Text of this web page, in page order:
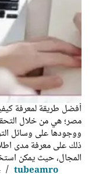
أفضل طريقة لمعرفة
مصر؛ هي من خلال
ووجودها على وسائل
ذلك على معرفة مدى
المجال، حيث يمكن
tubeamro